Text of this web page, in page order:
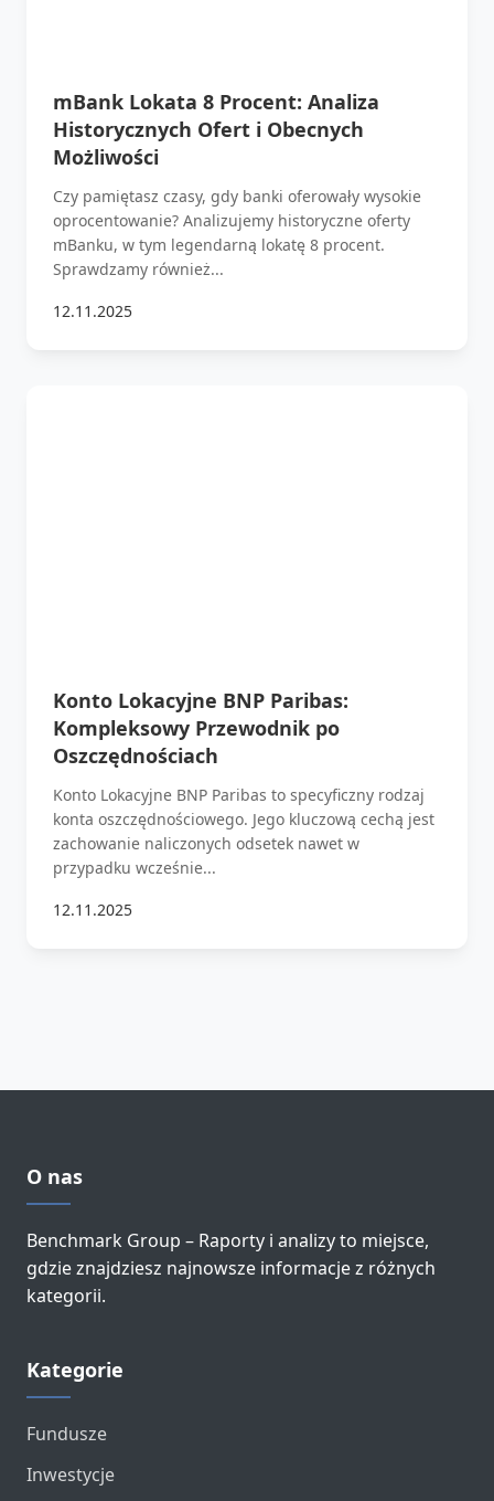
mBank Lokata 8 Procent: Analiza
Historycznych Ofert i Obecnych
Możliwości
Czy pamiętasz czasy, gdy banki oferowały wysokie
oprocentowanie? Analizujemy historyczne oferty
mBanku, w tym legendarną lokatę 8 procent.
Sprawdzamy również...
12.11.2025
Konto Lokacyjne BNP Paribas:
Kompleksowy Przewodnik po
Oszczędnościach
Konto Lokacyjne BNP Paribas to specyficzny rodzaj
konta oszczędnościowego. Jego kluczową cechą jest
zachowanie naliczonych odsetek nawet w
przypadku wcześnie...
12.11.2025
O nas
Benchmark Group – Raporty i analizy to miejsce,
gdzie znajdziesz najnowsze informacje z różnych
kategorii.
Kategorie
Fundusze
Inwestycje